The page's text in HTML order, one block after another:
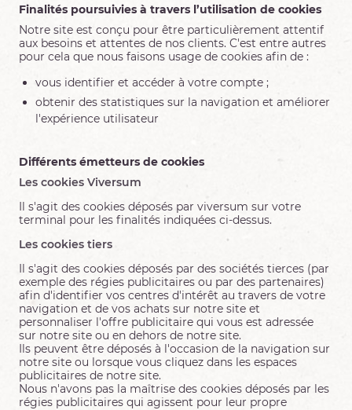
Finalités poursuivies à travers l’utilisation de cookies
Notre site est conçu pour être particulièrement attentif
aux besoins et attentes de nos clients. C'est entre autres
pour cela que nous faisons usage de cookies afin de :
vous identifier et accéder à votre compte ;
obtenir des statistiques sur la navigation et améliorer
l'expérience utilisateur
Différents émetteurs de cookies
Les cookies Viversum
Il s'agit des cookies déposés par viversum sur votre
terminal pour les finalités indiquées ci-dessus.
Les cookies tiers
Il s'agit des cookies déposés par des sociétés tierces (par
exemple des régies publicitaires ou par des partenaires)
afin d'identifier vos centres d'intérêt au travers de votre
navigation et de vos achats sur notre site et
personnaliser l'offre publicitaire qui vous est adressée
sur notre site ou en dehors de notre site.
Ils peuvent être déposés à l'occasion de la navigation sur
notre site ou lorsque vous cliquez dans les espaces
publicitaires de notre site.
Nous n'avons pas la maîtrise des cookies déposés par les
régies publicitaires qui agissent pour leur propre